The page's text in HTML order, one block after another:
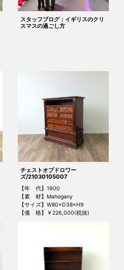
スタッフブログ：イギリスのクリ
スマスの過ごし方
チェストオブドロワー
ズ/21030105007
【年 代】1900
【素 材】Mahogany
【サイズ】W80×D38×H9
【価 格】￥226,000(税抜)